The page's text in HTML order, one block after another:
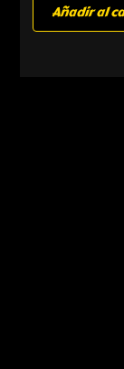
Añadir al